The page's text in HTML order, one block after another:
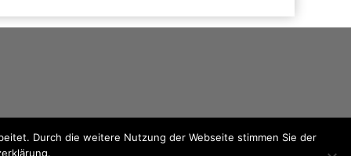
Durch die weitere Nutzung der Webseite stimmen Sie der